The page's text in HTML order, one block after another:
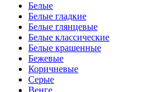
Белые
Белые гладкие
Белые глянцевые
Белые классические
Белые крашенные
Бежевые
Коричневые
Серые
Венге